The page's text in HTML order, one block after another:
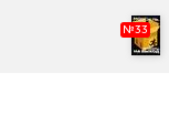
№33